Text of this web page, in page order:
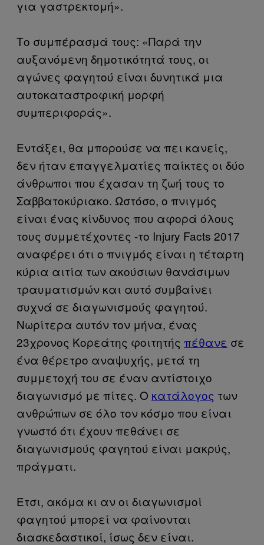
για γαστρεκτομή».
Το συμπέρασμά τους: «Παρά την
αυξανόμενη δημοτικότητά τους, οι
αγώνες φαγητού είναι δυνητικά μια
αυτοκαταστροφική μορφή
συμπεριφοράς».
Εντάξει, θα μπορούσε να πει κανείς,
δεν ήταν επαγγελματίες παίκτες οι δύο
άνθρωποι που έχασαν τη ζωή τους το
Σαββατοκύριακο. Ωστόσο, ο πνιγμός
είναι ένας κίνδυνος που αφορά όλους
τους συμμετέχοντες -το Injury Facts 2017
αναφέρει ότι ο πνιγμός είναι η τέταρτη
κύρια αιτία των ακούσιων θανάσιμων
τραυματισμών και αυτό συμβαίνει
συχνά σε διαγωνισμούς φαγητού.
Νωρίτερα αυτόν τον μήνα, ένας
23χρονος Κορεάτης φοιτητής πέθανε σε
ένα θέρετρο αναψυχής, μετά τη
συμμετοχή του σε έναν αντίστοιχο
διαγωνισμό με πίτες. Ο κατάλογος των
ανθρώπων σε όλο τον κόσμο που είναι
γνωστό ότι έχουν πεθάνει σε
διαγωνισμούς φαγητού είναι μακρύς,
πράγματι.
Έτσι, ακόμα κι αν οι διαγωνισμοί
φαγητού μπορεί να φαίνονται
διασκεδαστικοί, ίσως δεν είναι.